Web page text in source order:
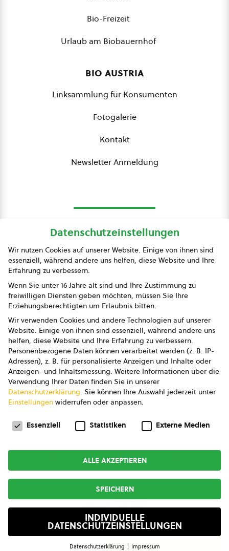
Bio-Freizeit
Urlaub am Biobauernhof
bio austria
Linksammlung für Konsumenten
Fotogalerie
Kontakt
Newsletter Anmeldung
Presse
Impressum
Datenschutz
AGB
AGB Marketing GmbH
AGB Bildung
Newsletter
Copyright © 2026bio austria
Datenschutzeinstellungen
Wir nutzen Cookies auf unserer Website. Einige von ihnen sind
essenziell, während andere uns helfen, diese Website und Ihre
Erfahrung zu verbessern.
Wenn Sie unter 16 Jahre alt sind und Ihre Zustimmung zu
freiwilligen Diensten geben möchten, müssen Sie Ihre
Erziehungsberechtigten um Erlaubnis bitten.
Wir verwenden Cookies und andere Technologien auf unserer
Website. Einige von ihnen sind essenziell, während andere uns
helfen, diese Website und Ihre Erfahrung zu verbessern.
Personenbezogene Daten können verarbeitet werden (z. B. IP-
Adressen), z. B. für personalisierte Anzeigen und Inhalte oder
Anzeigen- und Inhaltsmessung. Weitere Informationen über die
Verwendung Ihrer Daten finden Sie in unserer
Datenschutzerklärung. Sie können Ihre Auswahl jederzeit unter
Einstellungen widerrufen oder anpassen.
Datenschutzeinstellungen
Essenziell Statistiken Externe Medien
ALLE AKZEPTIEREN
SPEICHERN
INDIVIDUELLE
DATENSCHUTZEINSTELLUNGEN
Datenschutzerklärung Impressum